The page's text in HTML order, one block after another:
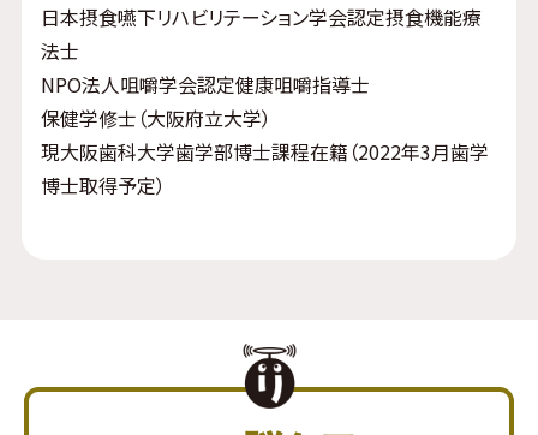
日本摂食嚥下リハビリテーション学会認定摂食機能療
法士
NPO法人咀嚼学会認定健康咀嚼指導士
保健学修士（大阪府立大学）
現大阪歯科大学歯学部博士課程在籍（2022年3月歯学
博士取得予定）